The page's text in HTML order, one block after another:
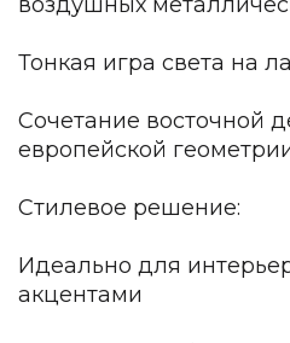
Подбор, производство и
Все категории товаров
Реализованные проекты
Тонкая игра света на
Сочетание восточной
европейской
Стилевое решение:
Идеально для
акцентами